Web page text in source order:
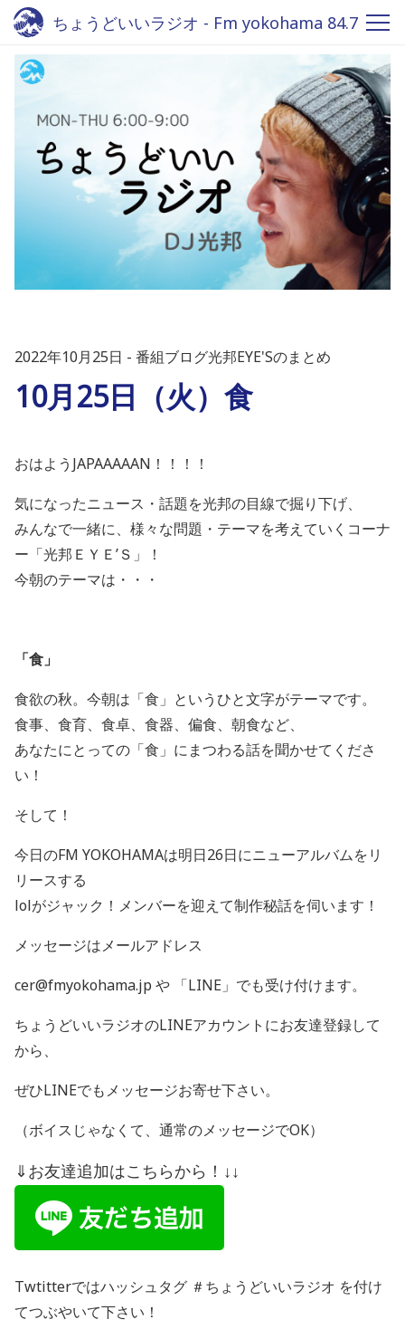
ちょうどいいラジオ - Fm yokohama 84.7
2022年10月25日 番組ブログ光邦EYE'Sのまとめ
10月25日（火）食
おはようJAPAAAAAN！！！！
気になったニュース・話題を光邦の目線で掘り下げ、
みんなで一緒に、様々な問題・テーマを考えていくコーナ
ー「光邦ＥＹＥ’Ｓ」！
今朝のテーマは・・・
「食」
食欲の秋。今朝は「食」というひと文字がテーマです。
食事、食育、食卓、食器、偏食、朝食など、
あなたにとっての「食」にまつわる話を聞かせてくださ
い！
そして！
今日のFM YOKOHAMAは明日26日にニューアルバムをリ
リースする
lolがジャック！メンバーを迎えて制作秘話を伺います！
メッセージはメールアドレス
cer@fmyokohama.jp や 「LINE 」でも受け付けます。
ちょうどいいラジオのLINEアカウントにお友達登録して
から、
ぜひLINEでもメッセージお寄せ下さい。
（ボイスじゃなくて、通常のメッセージでOK）
⇓お友達追加はこちらから！↓↓
Twtitterではハッシュタグ ＃ちょうどいいラジオ を付け
てつぶやいて下さい！